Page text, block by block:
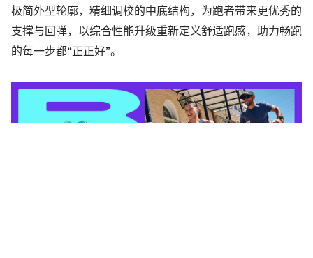
极简外型轮廓，精细调校的中底结构，为跑者带来更优秀的
支撑与回弹，以综合性能升级重新定义舒适跑感，助力畅跑
的每一步都“正正好”。